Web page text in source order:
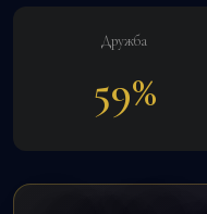
Дружба
59%